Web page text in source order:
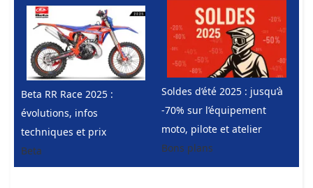
Beta RR Race 2025 :
évolutions, infos
techniques et prix
Beta
Soldes d’été 2025 : jusqu’à
-70% sur l’équipement
moto, pilote et atelier
Bons plans